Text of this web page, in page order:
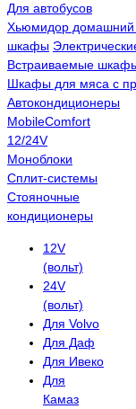
Для автобусов
Хьюмидор домашний
шкафы
Встраиваемые
Шкафы для мяса с
Автокондиционеры
MobileComfort
12/24V
Моноблоки
Сплит-системы
Стояночные
кондиционеры
12V
(вольт)
24V
(вольт)
Для Volvo
Для Даф
Для Ивеко
Для
Камаз